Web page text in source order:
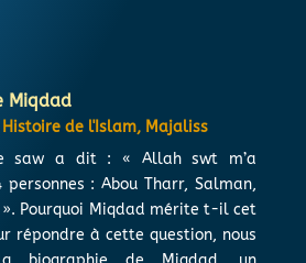
Miqdad
Histoire de l'Islam, Majaliss
saw a dit : « Allah swt m’a
personnes : Abou Tharr, Salman,
Pourquoi Miqdad mérite t-il cet
à cette question, nous